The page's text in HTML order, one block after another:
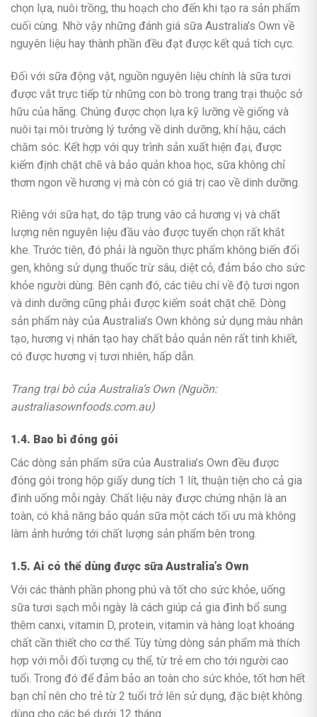
chọn lựa, nuôi trồng, thu hoạch cho đến khi tạo ra sản phẩm
cuối cùng. Nhờ vậy những đánh giá sữa Australia’s Own về
nguyên liệu hay thành phần đều đạt được kết quả tích cực.
Đối với sữa động vật, nguồn nguyên liệu chính là sữa tươi
được vắt trực tiếp từ những con bò trong trang trại thuộc sở
hữu của hãng. Chúng được chọn lựa kỹ lưỡng về giống và
nuôi tại môi trường lý tưởng về dinh dưỡng, khí hậu, cách
chăm sóc. Kết hợp với quy trình sản xuất hiện đại, được
kiểm định chặt chẽ và bảo quản khoa học, sữa không chỉ
thơm ngon về hương vị mà còn có giá trị cao về dinh dưỡng.
Riêng với sữa hạt, do tập trung vào cả hương vị và chất
lượng nên nguyên liệu đầu vào được tuyển chọn rất khắt
khe. Trước tiên, đó phải là nguồn thực phẩm không biến đổi
gen, không sử dụng thuốc trừ sâu, diệt cỏ, đảm bảo cho sức
khỏe người dùng. Bên cạnh đó, các tiêu chí về độ tươi ngon
và dinh dưỡng cũng phải được kiểm soát chặt chẽ. Dòng
sản phẩm này của Australia’s Own không sử dụng màu nhân
tạo, hương vị nhân tạo hay chất bảo quản nên rất tinh khiết,
có được hương vị tươi nhiên, hấp dẫn.
Trang trại bò của Australia’s Own (Nguồn:
australiasownfoods.com.au)
1.4. Bao bì đóng gói
Các dòng sản phẩm sữa của Australia’s Own đều được
đóng gói trong hộp giấy dung tích 1 lít, thuận tiện cho cả gia
đình uống mỗi ngày. Chất liệu này được chứng nhận là an
toàn, có khả năng bảo quản sữa một cách tối ưu mà không
làm ảnh hưởng tới chất lượng sản phẩm bên trong.
1.5. Ai có thể dùng được sữa Australia’s Own
Với các thành phần phong phú và tốt cho sức khỏe, uống
sữa tươi sạch mỗi ngày là cách giúp cả gia đình bổ sung
thêm canxi, vitamin D, protein, vitamin và hàng loạt khoáng
chất cần thiết cho cơ thể. Tùy từng dòng sản phẩm mà thích
hợp với mỗi đối tượng cụ thể, từ trẻ em cho tới người cao
tuổi. Trong đó để đảm bảo an toàn cho sức khỏe, tốt hơn hết
bạn chỉ nên cho trẻ từ 2 tuổi trở lên sử dụng, đặc biệt không
dùng cho các bé dưới 12 tháng.